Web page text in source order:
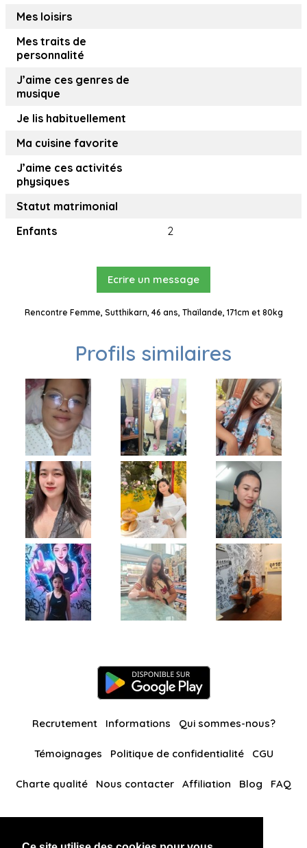
Mes loisirs
Mes traits de
personnalité
J’aime ces genres de
musique
Je lis habituellement
Ma cuisine favorite
J’aime ces activités
physiques
Statut matrimonial
Enfants
2
Ecrire un message
Rencontre Femme, Sutthikarn, 46 ans, Thaïlande, 171cm et 80kg
Profils similaires
Recrutement Informations Qui sommes-nous?
Témoignages Politique de confidentialité CGU
Charte qualité Nous contacter Affiliation Blog FAQ